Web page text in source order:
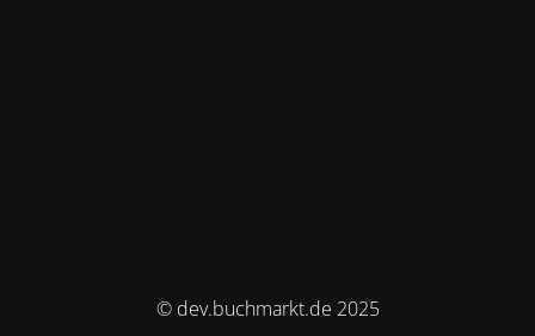
© dev.buchmarkt.de 2025